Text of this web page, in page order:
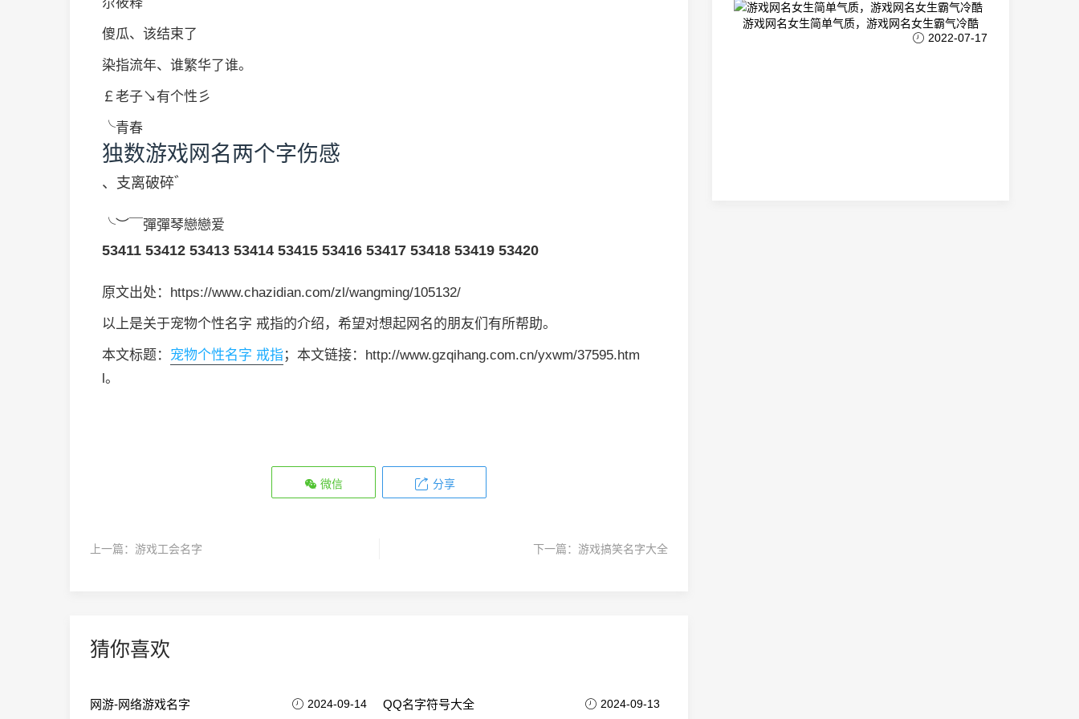
傻瓜、该结束了
染指流年、谁繁华了谁。
￡老子↘有个性彡
╰青春
独数游戏网名两个字伤感
、支离破碎゛
╰︶￣彈彈琴戀戀爱
53411 53412 53413 53414 53415 53416 53417 53418 53419 53420
原文出处：https://www.chazidian.com/zl/wangming/105132/
以上是关于宠物个性名字 戒指的介绍，希望对想起网名的朋友们有所帮助。
本文标题： 宠物个性名字 戒指；本文链接：http://www.gzqihang.com.cn/yxwm/37595.htm
l。
微信 分享
上一篇： 游戏工会名字 下一篇： 游戏搞笑名字大全
猜你喜欢
网游-网络游戏名字 2024-09-14 QQ名字符号大全 2024-09-13
游戏网名女生简单气质，游戏网名女生霸气冷酷
2022-07-17